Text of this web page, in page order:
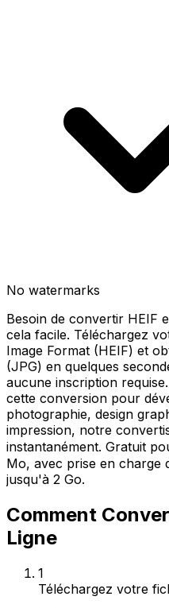
No watermarks
Besoin de convertir HEIF
cela facile. Téléchargez
Image Format (HEIF) et
(JPG) en quelques
aucune inscription
cette conversion pour
photographie, design
impression, notre
instantanément. Gratuit
Mo, avec prise en charge
jusqu'à 2 Go.
Comment
Ligne
1
Téléchargez votre